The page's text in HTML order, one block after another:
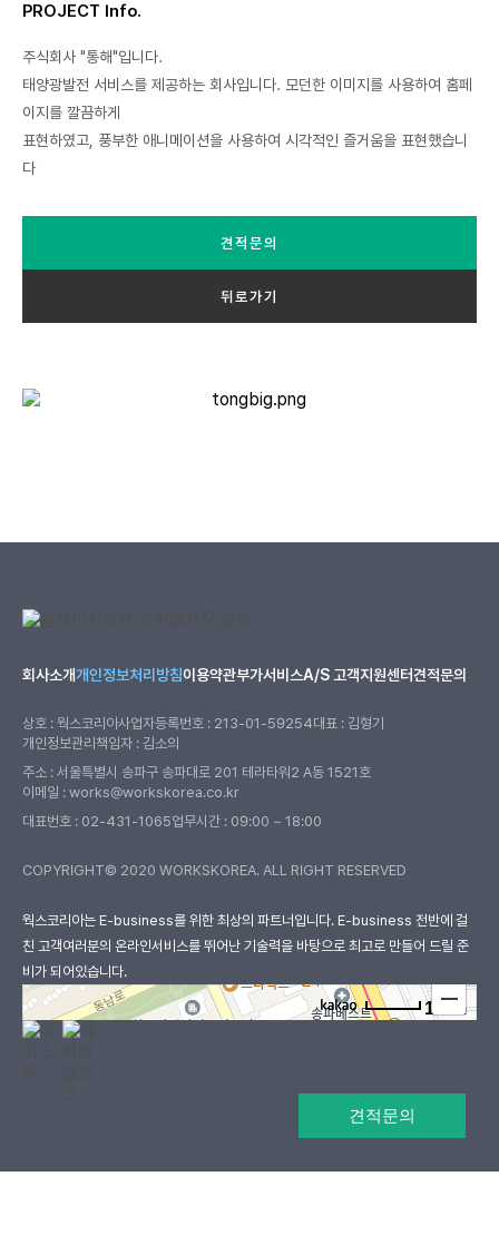
견적문의
PROJECT Info.
주식회사 "통해"입니다.
태양광발전 서비스를 제공하는 회사입니다. 모던한 이미지를 사용하여 홈페
이지를 깔끔하게
표현하였고, 풍부한 애니메이션을 사용하여 시각적인 즐거움을 표현했습니
다
견적문의
뒤로가기
회사소개개인정보처리방침이용약관부가서비스A/S 고객지원센터견적문의
상호 : 웍스코리아사업자등록번호 : 213-01-59254대표 : 김형기
개인정보관리책임자 : 김소의
주소 : 서울특별시 송파구 송파대로 201 테라타워2 A동 1521호
이메일 : works@workskorea.co.kr
대표번호 : 02-431-1065업무시간 : 09:00 ~ 18:00
COPYRIGHT© 2020 WORKSKOREA. ALL RIGHT RESERVED
웍스코리아는 E-business를 위한 최상의 파트너입니다. E-business 전반에 걸
친 고객여러분의 온라인서비스를 뛰어난 기술력을 바탕으로 최고로 만들어 드릴 준
비가 되어있습니다.
100m